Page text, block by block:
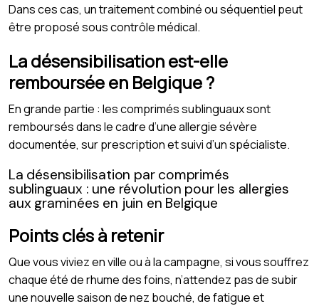
Dans ces cas, un traitement combiné ou séquentiel peut
être proposé sous contrôle médical.
La désensibilisation est-elle
remboursée en Belgique ?
En grande partie : les comprimés sublinguaux sont
remboursés dans le cadre d’une allergie sévère
documentée, sur prescription et suivi d’un spécialiste.
La désensibilisation par comprimés
sublinguaux : une révolution pour les allergies
aux graminées en juin en Belgique
Points clés à retenir
Que vous viviez en ville ou à la campagne, si vous souffrez
chaque été de rhume des foins, n’attendez pas de subir
une nouvelle saison de nez bouché, de fatigue et